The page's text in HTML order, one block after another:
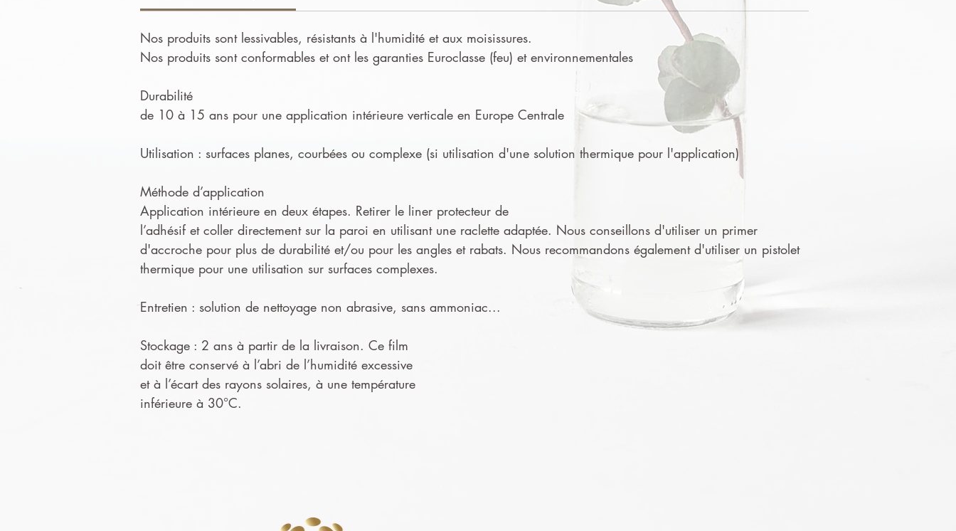
Nos produits sont lessivables, résistants à l'humidité et aux moisissures.
Nos produits sont conformables et ont les garanties Euroclasse (feu) et environnementales
Durabilité
de 10 à 15 ans pour une application intérieure verticale en Europe Centrale
Utilisation : surfaces planes, courbées ou complexe (si utilisation d'une solution thermique pour l'application)
Méthode d’application
Application intérieure en deux étapes. Retirer le liner protecteur de
l’adhésif et coller directement sur la paroi en utilisant une raclette adaptée. Nous conseillons d'utiliser un primer
d'accroche pour plus de durabilité et/ou pour les angles et rabats. Nous recommandons également d'utiliser un pistolet
thermique pour une utilisation sur surfaces complexes.
Entretien : solution de nettoyage non abrasive, sans ammoniac...
Stockage : 2 ans à partir de la livraison. Ce film
doit être conservé à l’abri de l’humidité excessive
et à l’écart des rayons solaires, à une température
inférieure à 30°C.